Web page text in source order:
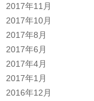
2017年11月
2017年10月
2017年8月
2017年6月
2017年4月
2017年1月
2016年12月